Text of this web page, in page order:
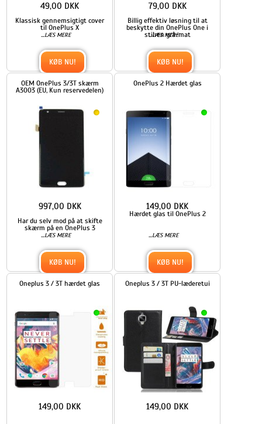
Klassisk gennemsigtigt cover
til OnePlus X
...LÆS MERE
49,00 DKK
KØB NU!
Billig effektiv løsning til at
beskytte din OnePlus One i
stilren grå-mat
...LÆS MERE
79,00 DKK
KØB NU!
OEM OnePlus 3/3T skærm
A3003 (EU, Kun reservedelen)
Har du selv mod på at skifte
skærm på en OnePlus 3
...LÆS MERE
997,00 DKK
KØB NU!
OnePlus 2 Hærdet glas
Hærdet glas til OnePlus 2
...LÆS MERE
149,00 DKK
KØB NU!
Oneplus 3 / 3T hærdet glas
149,00 DKK
Oneplus 3 / 3T PU-læderetui
149,00 DKK